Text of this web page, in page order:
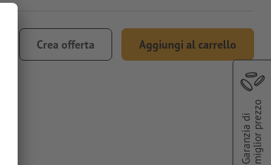
Crea offerta Aggiungi al carrello
Garanzia dimiglior prezzo